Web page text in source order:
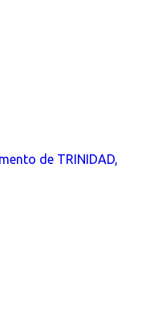
de TRINIDAD,